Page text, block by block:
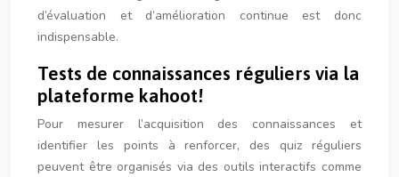
d’évaluation et d’amélioration continue est donc
indispensable.
Tests de connaissances réguliers via la
plateforme kahoot!
Pour mesurer l’acquisition des connaissances et
identifier les points à renforcer, des quiz réguliers
peuvent être organisés via des outils interactifs comme